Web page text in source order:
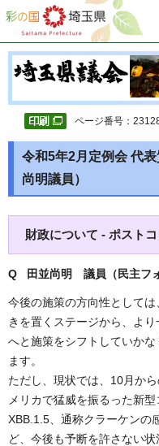
彩の国 埼玉県
ページ番号：
令和5年2月定例会 代
尚明議員）
財政について - ポスト
Q 田並尚明 議員（民主フォ
今後の施策の方向性として
きを置くステージから、よ
へと施策をシフトしていか
ます。
ただし、現状では、10月か
メリカで猛威を振るった新
XBB.1.5、通称クラーケンの
ど、今後も予断を許さない